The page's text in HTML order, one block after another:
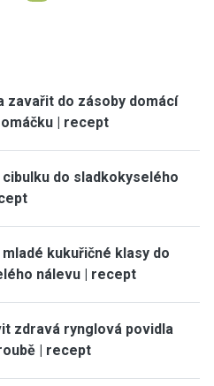
zavařit do zásoby domácí
| recept
do sladkokyselého
kukuřičné klasy do
nálevu | recept
zdravá rynglová povidla
| recept